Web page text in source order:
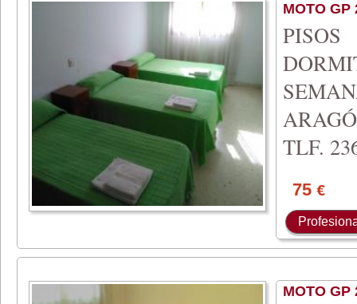
MOTO GP
TLF.
75 €
MOTO GP